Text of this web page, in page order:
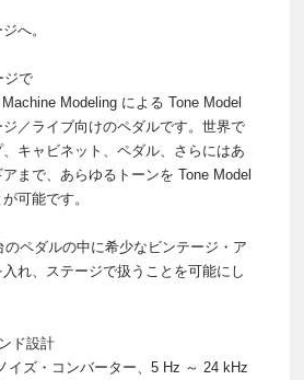
へ。
ジで
Modeling による Tone Model
／ライブ向けのペダルです。世界で
キャビネット、ペダル、さらにはあ
まで、あらゆるトーンを Tone Model
可能です。
ペダルの中に希少なビンテージ・ア
れ、ステージで扱うことを可能にし
ド設計
イズ・コンバーター、5 Hz ～ 24 kHz